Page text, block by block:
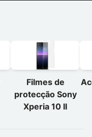
Filmes de
protecção Sony
Xperia 10 II